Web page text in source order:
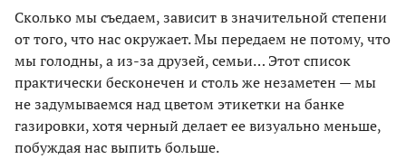
Сколько мы съедаем, зависит в значительной степени
от того, что нас окружает. Мы передаем не потому, что
мы голодны, а из-за друзей, семьи… Этот список
практически бесконечен и столь же незаметен — мы
не задумываемся над цветом этикетки на банке
газировки, хотя черный делает ее визуально меньше,
побуждая нас выпить больше.